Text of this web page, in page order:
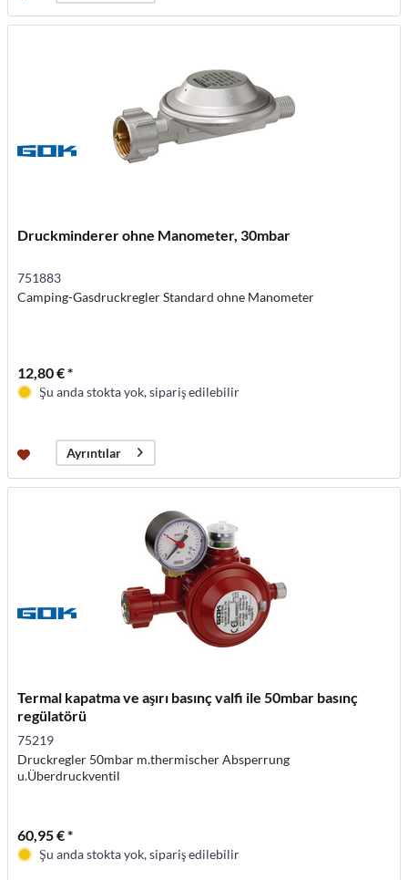
Druckminderer ohne Manometer, 30mbar
751883
Camping-Gasdruckregler Standard ohne Manometer
12,80 € *
Şu anda stokta yok, sipariş edilebilir
Ayrıntılar
Termal kapatma ve aşırı basınç valfi ile 50mbar basınç
regülatörü
75219
Druckregler 50mbar m.thermischer Absperrung
u.Überdruckventil
60,95 € *
Şu anda stokta yok, sipariş edilebilir